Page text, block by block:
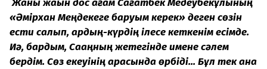
Жаны жақын дос ағам Сағатбек Медеубекұлының
«Әмірхан Меңдекеге баруым керек» деген сөзін
ести салып, ардың-күрдің ілесе кеткенім есімде.
Иә, бардым, Сақаңның жетегінде имене сәлем
бердім. Сөз екеуінің арасында өрбіді... Бұл тек қана